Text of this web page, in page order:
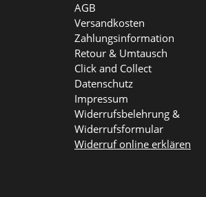
AGB
Versandkosten
Zahlungsinformation
Retour & Umtausch
Click and Collect
Datenschutz
Impressum
Widerrufsbelehrung &
Widerrufsformular
Widerruf online erklären